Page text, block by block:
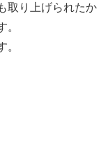
取り上げられたか
。
。